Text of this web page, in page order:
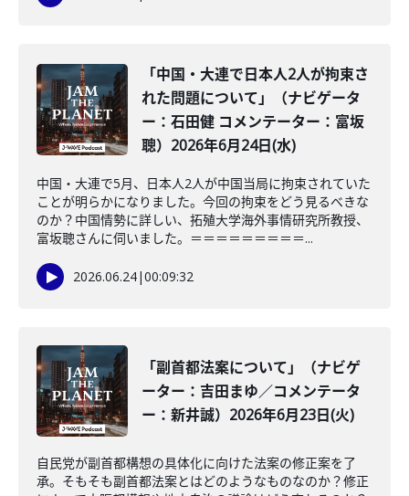
「中国・大連で日本人2人が拘束さ
れた問題について」（ナビゲータ
ー：石田健 コメンテーター：富坂
聰）2026年6月24日(水)
中国・大連で5月、日本人2人が中国当局に拘束されていた
ことが明らかになりました。今回の拘束をどう見るべきな
のか？中国情勢に詳しい、拓殖大学海外事情研究所教授、
富坂聰さんに伺いました。＝＝＝＝＝＝＝＝＝...
2026.06.24|00:09:32
「副首都法案について」（ナビゲ
ーター：吉田まゆ／コメンテータ
ー：新井誠）2026年6月23日(火)
自民党が副首都構想の具体化に向けた法案の修正案を了
承。そもそも副首都法案とはどのようなものなのか？修正